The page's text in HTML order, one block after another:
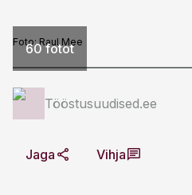
60 fotot
Foto:Raul Mee
Tööstusuudised.ee
Jaga Vihja